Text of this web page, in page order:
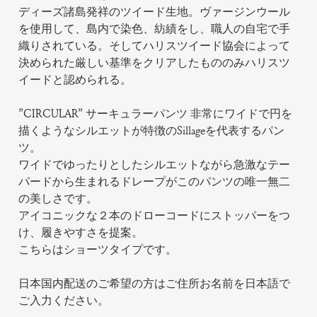
ディーズ諸島発祥のツイード生地。ヴァージンウール
を使用して、島内で染色、紡績をし、職人の自宅で手
織りされている。そしてハリスツイード協会によって
決められた厳しい基準をクリアしたもののみハリスツ
イードと認められる。
”CIRCULAR” サーキュラーパンツ 非常にワイドで円を
描くようなシルエットが特徴のSillageを代表するパン
ツ。
ワイドでゆったりとしたシルエットながら急激なテー
パードから生まれるドレープがこのパンツの唯一無二
の美しさです。
アイコニックな２本のドローコードにストッパーをつ
け、履きやすさを提案。
こちらはショーツタイプです。
日本国内配送のご希望の方はご住所お名前を日本語で
ご入力ください。